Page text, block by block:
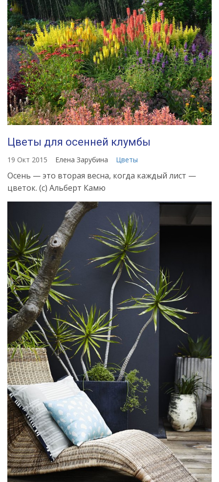
Цветы для осенней клумбы
19 Окт 2015 Елена Зарубина Цветы
Осень — это вторая весна, когда каждый лист —
цветок. (с) Альберт Камю